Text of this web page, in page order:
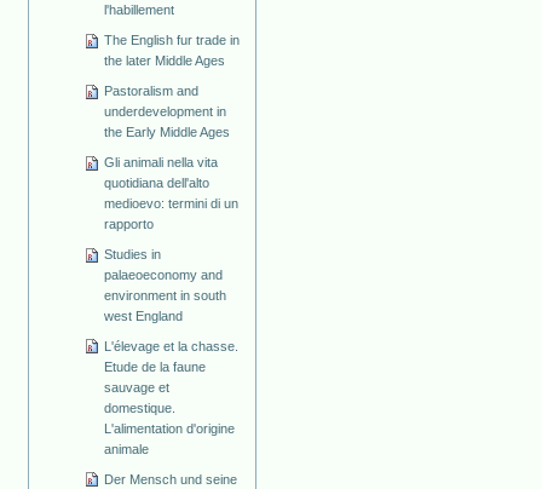
l'habillement
The English fur trade in
the later Middle Ages
Pastoralism and
underdevelopment in
the Early Middle Ages
Gli animali nella vita
quotidiana dell'alto
medioevo: termini di un
rapporto
Studies in
palaeoeconomy and
environment in south
west England
L'élevage et la chasse.
Etude de la faune
sauvage et
domestique.
L'alimentation d'origine
animale
Der Mensch und seine